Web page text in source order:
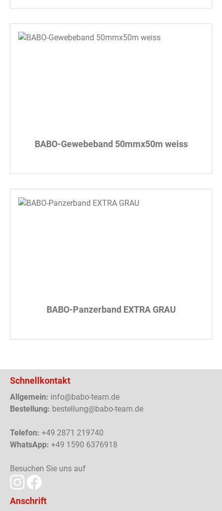
BABO-Gewebeband 50mmx50m weiss
BABO-Panzerband EXTRA GRAU
Schnellkontakt
Allgemein: info@babo-team.de
Bestellung: bestellung@babo-team.de
Telefon: +49 2871 219740
WhatsApp: +49 1590 6376918
Besuchen Sie uns auf
Anschrift